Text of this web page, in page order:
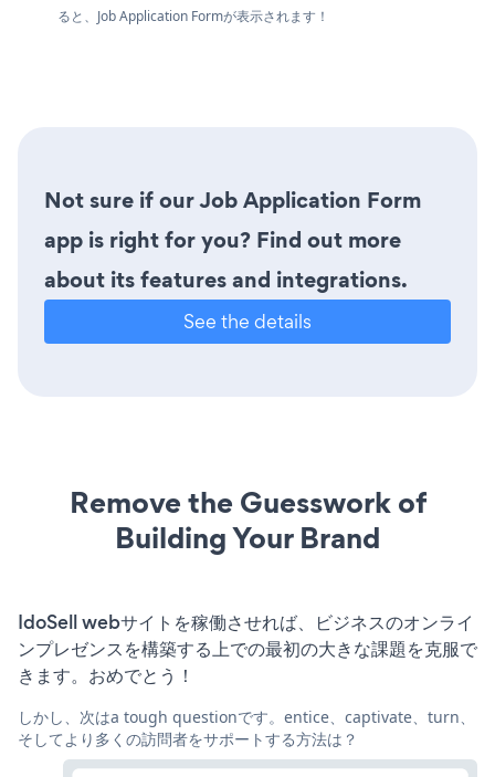
ると、Job Application Formが表示されます！
Not sure if our Job Application Form
app is right for you? Find out more
about its features and integrations.
See the details
Remove the Guesswork of
Building Your Brand
IdoSell webサイトを稼働させれば、ビジネスのオンライ
ンプレゼンスを構築する上での最初の大きな課題を克服で
きます。おめでとう！
しかし、次はa tough questionです。entice、captivate、turn、
そしてより多くの訪問者をサポートする方法は？